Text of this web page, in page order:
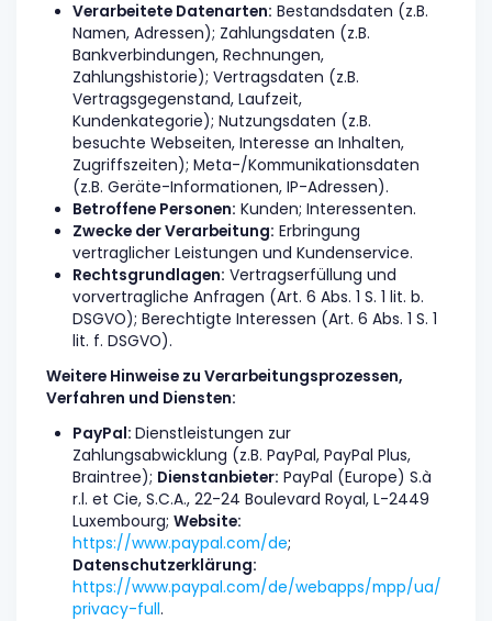
Verarbeitete Datenarten: Bestandsdaten (z.B.
Namen, Adressen); Zahlungsdaten (z.B.
Bankverbindungen, Rechnungen,
Zahlungshistorie); Vertragsdaten (z.B.
Vertragsgegenstand, Laufzeit,
Kundenkategorie); Nutzungsdaten (z.B.
besuchte Webseiten, Interesse an Inhalten,
Zugriffszeiten); Meta-/Kommunikationsdaten
(z.B. Geräte-Informationen, IP-Adressen).
Betroffene Personen: Kunden; Interessenten.
Zwecke der Verarbeitung: Erbringung
vertraglicher Leistungen und Kundenservice.
Rechtsgrundlagen: Vertragserfüllung und
vorvertragliche Anfragen (Art. 6 Abs. 1 S. 1 lit. b.
DSGVO); Berechtigte Interessen (Art. 6 Abs. 1 S. 1
lit. f. DSGVO).
Weitere Hinweise zu Verarbeitungsprozessen,
Verfahren und Diensten:
PayPal: Dienstleistungen zur
Zahlungsabwicklung (z.B. PayPal, PayPal Plus,
Braintree); Dienstanbieter: PayPal (Europe) S.à
r.l. et Cie, S.C.A., 22-24 Boulevard Royal, L-2449
Luxembourg; Website:
https://www.paypal.com/de;
Datenschutzerklärung:
https://www.paypal.com/de/webapps/mpp/ua/
privacy-full.